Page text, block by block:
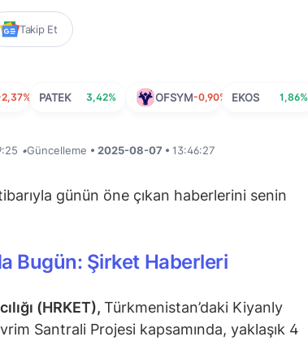
Takip Et
PATEK 3,42% OFSYM-0,90% EKOS 1,86%
•Güncelleme • 2025-08-07 • 13:46:27
günün öne çıkan haberlerini senin
Bugün: Şirket Haberleri
(HRKET), Türkmenistan’daki Kiyanly
Santrali Projesi kapsamında, yaklaşık 4